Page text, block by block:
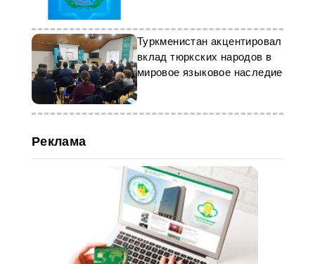
Туркменистан акцентировал
вклад тюркских народов в
мировое языковое наследие
Реклама